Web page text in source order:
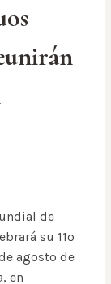
de
su 11º
agosto de
en